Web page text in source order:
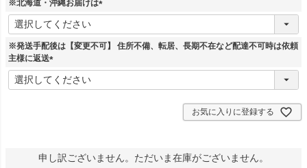
※北海道・沖縄お届けは
(
須
※発送手配後は【変更不可】 住所不備、転居、長期不在など配達不可時は依頼
主様に返送
(
必
お気に入りに登録する
申し訳ございません。ただいま在庫がございません。